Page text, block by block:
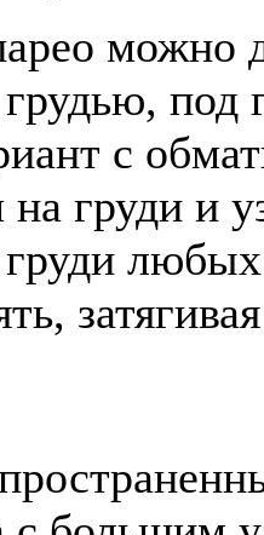
можно
под
с
на груди и